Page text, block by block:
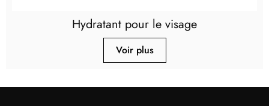
Hydratant pour le visage
Voir plus